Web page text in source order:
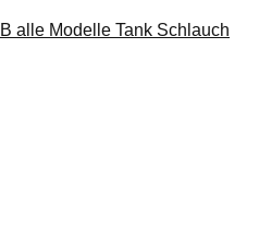
alle Modelle Tank Schlauch